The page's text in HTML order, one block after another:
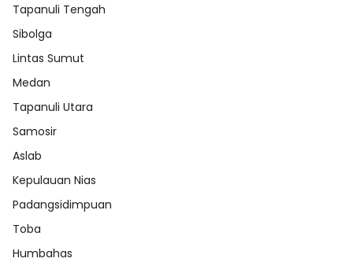
Tapanuli Tengah
Sibolga
Lintas Sumut
Medan
Tapanuli Utara
Samosir
Aslab
Kepulauan Nias
Padangsidimpuan
Toba
Humbahas